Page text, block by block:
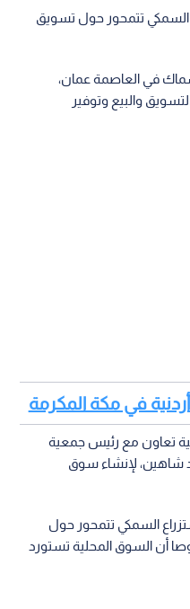
السمكي تتمحور حول تسويق
في العاصمة عمان،
والبيع وتوفير
في مكة المكرمة
تعاون مع رئيس جمعية
شاهين، لإنشاء سوق
السمكي تتمحور حول
أن السوق المحلية تستورد